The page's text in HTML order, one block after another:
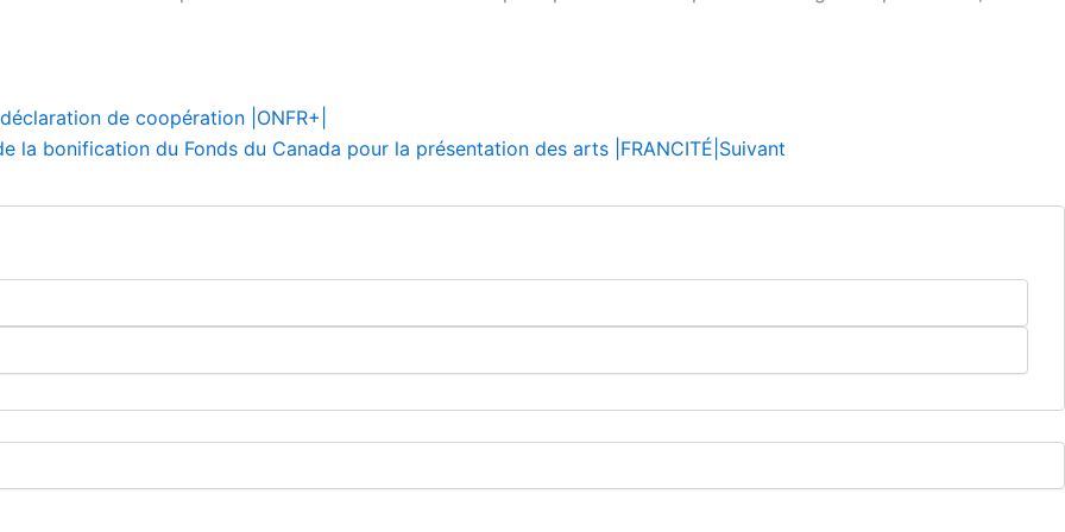
de coopération |ONFR+|
bonification du Fonds du Canada pour la présentation des arts |FRANCITÉ| Suivant